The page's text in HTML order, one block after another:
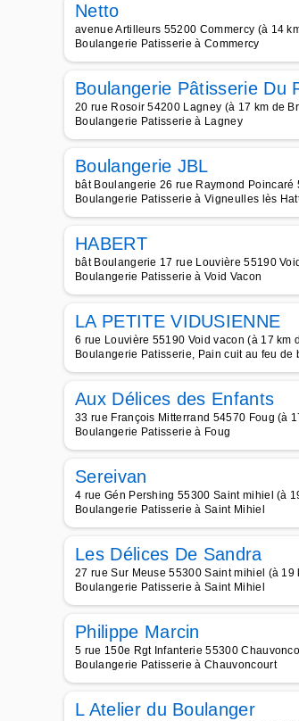
Netto
avenue Artilleurs 55200 Commercy (à 14
Boulangerie Patisserie à Commercy
Boulangerie Pâtisserie Du
20 rue Rosoir 54200 Lagney (à 17 km de
Boulangerie Patisserie à Lagney
Boulangerie JBL
bât Boulangerie 26 rue Raymond
Boulangerie Patisserie à Vigneulles lès
HABERT
bât Boulangerie 17 rue Louvière 55190
Boulangerie Patisserie à Void Vacon
LA PETITE VIDUSIENNE
6 rue Louvière 55190 Void vacon (à 17 km
Boulangerie Patisserie, Pain cuit au feu
Aux Délices des Enfants
33 rue François Mitterrand 54570 Foug (à
Boulangerie Patisserie à Foug
Sereivan
4 rue Gén Pershing 55300 Saint mihiel (à
Boulangerie Patisserie à Saint Mihiel
Les Délices De Sandra
27 rue Sur Meuse 55300 Saint mihiel (à 19
Boulangerie Patisserie à Saint Mihiel
Philippe Marcin
5 rue 150e Rgt Infanterie 55300
Boulangerie Patisserie à Chauvoncourt
L Atelier du Boulanger